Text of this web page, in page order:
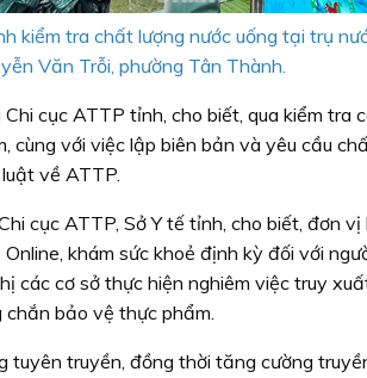
kiểm tra chất lượng nước uống tại trụ
Văn Trỗi, phường Tân Thành.
cục ATTP tỉnh, cho biết, qua kiểm tra
với việc lập biên bản và yêu cầu
về ATTP.
cục ATTP, Sở Y tế tỉnh, cho biết, đơn
khám sức khoẻ định kỳ đối với
các cơ sở thực hiện nghiêm việc truy
bảo vệ thực phẩm.
tuyên truyền, đồng thời tăng cường